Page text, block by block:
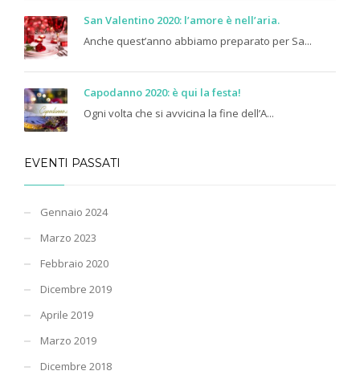
San Valentino 2020: l’amore è nell’aria.
Anche quest’anno abbiamo preparato per Sa...
Capodanno 2020: è qui la festa!
Ogni volta che si avvicina la fine dell’A...
EVENTI PASSATI
Gennaio 2024
Marzo 2023
Febbraio 2020
Dicembre 2019
Aprile 2019
Marzo 2019
Dicembre 2018